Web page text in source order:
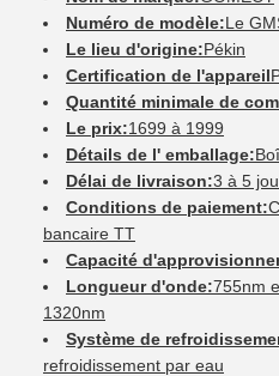
Numéro de modèle:Le
Le lieu d'origine:Pékin
Certification de l'appareil
Quantité minimale de
Le prix:1699 à 1999
Détails de l' emballage:
Délai de livraison:3 à 5
Conditions de paiement:
bancaire TT
Capacité
Longueur d'onde:755nm
1320nm
Système de
refroidissement par eau